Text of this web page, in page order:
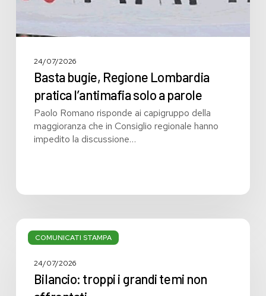
24/07/2026
Basta bugie, Regione Lombardia
pratica l’antimafia solo a parole
Paolo Romano risponde ai capigruppo della
maggioranza che in Consiglio regionale hanno
impedito la discussione…
COMUNICATI STAMPA
Bilancio:
troppi
grandi24/07/2026
Bilancio: troppi i grandi temi non